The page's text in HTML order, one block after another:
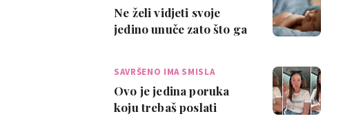
Ne želi vidjeti svoje
jedino unuče zato što ga
SAVRŠENO IMA SMISLA
Ovo je jedina poruka
koju trebaš poslati